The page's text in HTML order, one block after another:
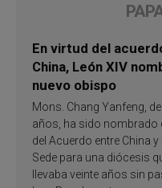
En virtud del
China, León XIV
nuevo obispo
Mons. Chang Yanfeng,
años, ha sido nombrado
del Acuerdo entre China y
Sede para una diócesis
llevaba veinte años sin